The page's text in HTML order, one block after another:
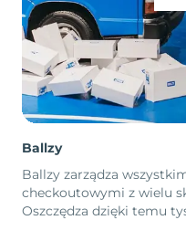
Ballzy
Ballzy zarządza
checkoutowymi z wielu
Oszczędza dzięki temu